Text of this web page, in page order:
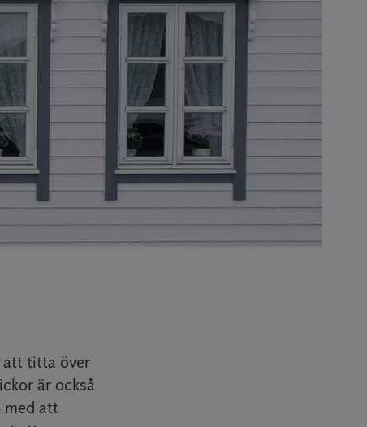
att titta över
är också
med att